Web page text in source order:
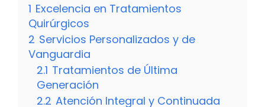
1 Excelencia en Tratamientos
Quirúrgicos
2 Servicios Personalizados y de
Vanguardia
2.1 Tratamientos de Última
Generación
2.2 Atención Integral y Continuada